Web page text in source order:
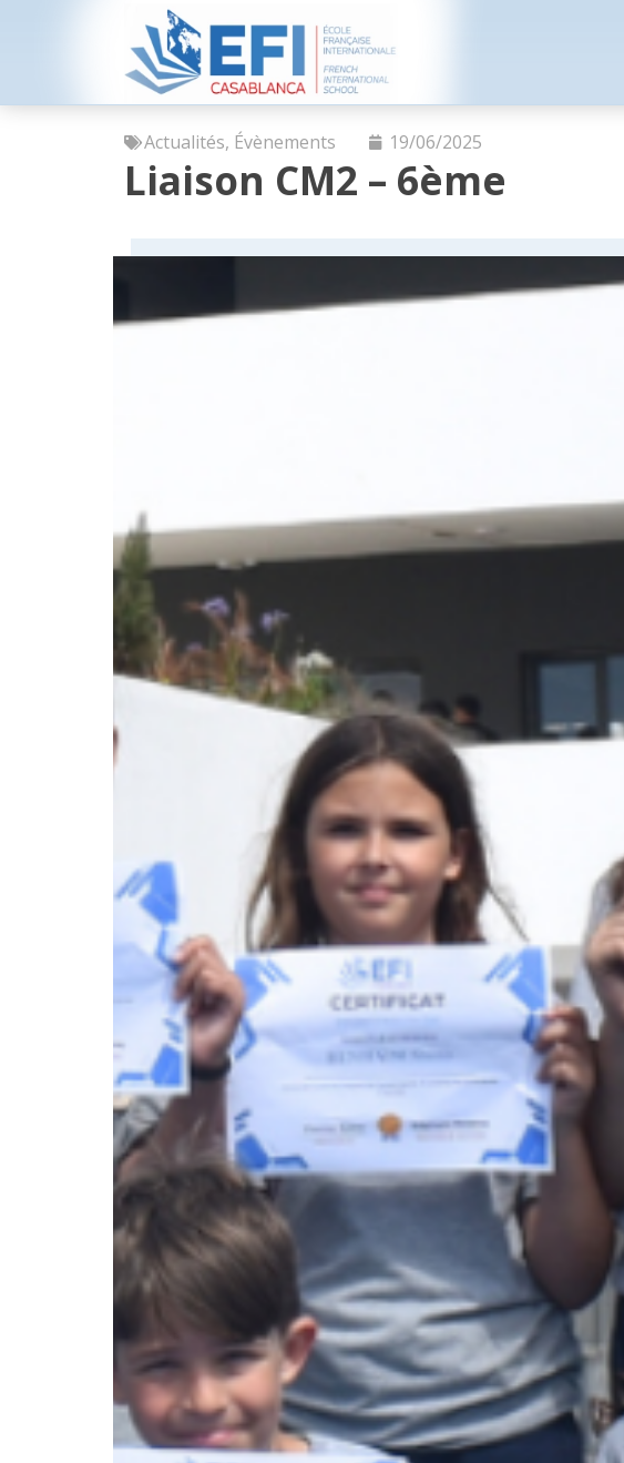
Actualités, Évènements 19/06/2025
Liaison CM2 – 6ème